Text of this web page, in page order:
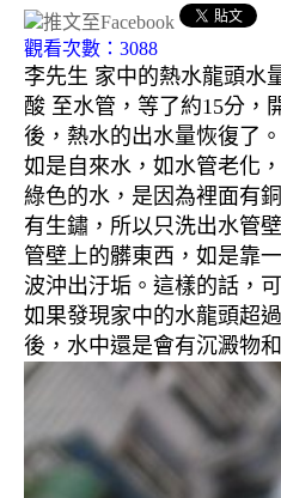
觀看次數：3088
李先生 家中的熱水龍頭水
酸 至水管，等了約15分，
後，熱水的出水量恢復了。
如是自來水，如水管老化
綠色的水，是因為裡面有
有生鏽，所以只洗出水管
管壁上的髒東西，如是靠
波沖出汙垢。這樣的話，
如果發現家中的水龍頭超
後，水中還是會有沉澱物